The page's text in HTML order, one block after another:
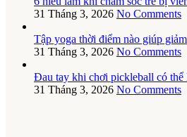
31 Tháng 3, 2026 No Comments
Tập yoga thời điểm nào giúp
31 Tháng 3, 2026 No Comments
Đau tay khi chơi pickleball có thể
31 Tháng 3, 2026 No Comments